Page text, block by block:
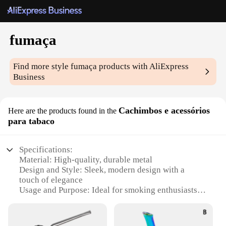
fumaça
Find more stylefumaça products with AliExpress
Business
Here are the products found in the Cachimbos e acessórios
para tabaco
Specifications:
Material: High-quality, durable metal
Design and Style: Sleek, modern design with a
touch of elegance
Usage and Purpose: Ideal for smoking enthusiasts
Performance and Property: Excellent heat retention
and distribution